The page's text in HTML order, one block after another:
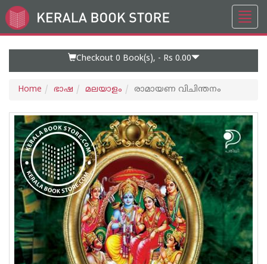
Go
to
Checkout 0 Book(s), - Rs 0.00
Home ഭാഷ മലയാളം രാമായണ വിചിന്തനം